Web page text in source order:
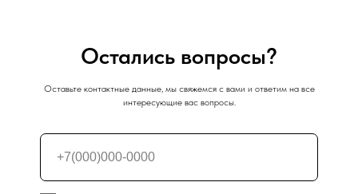
Остались вопросы?
Оставьте контактные данные, мы свяжемся с вами и ответим на все
интересующие вас вопросы.